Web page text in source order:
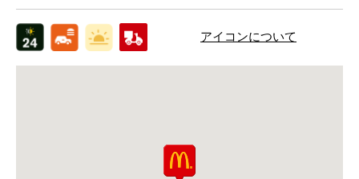
アイコンについて